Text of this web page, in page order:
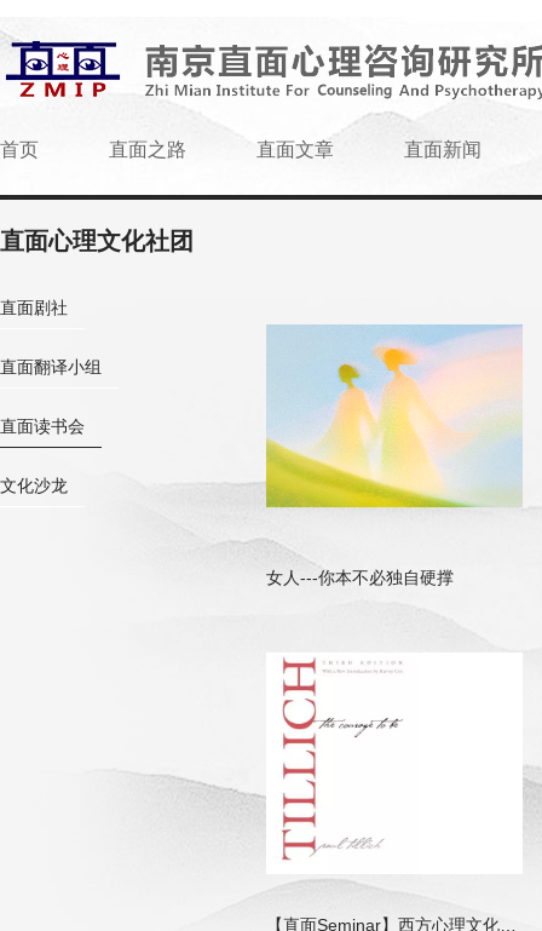
首页 直面之路 直面文章 直面新闻
直面心理文化社团
直面剧社
直面翻译小组
直面读书会
文化沙龙
女人---你本不必独自硬撑